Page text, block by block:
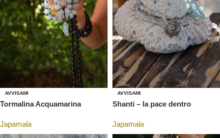
AVVISAMI
Tormalina Acquamarina
Japamala
AVVISAMI
Shanti – la pace dentro
Japamala